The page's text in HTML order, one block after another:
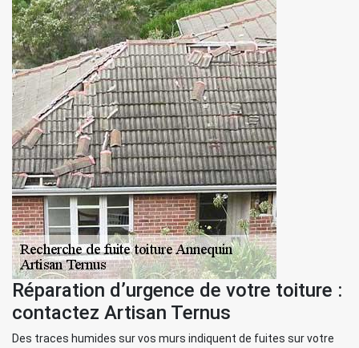
Réparation d’urgence de votre toiture :
contactez Artisan Ternus
Des traces humides sur vos murs indiquent de fuites sur votre